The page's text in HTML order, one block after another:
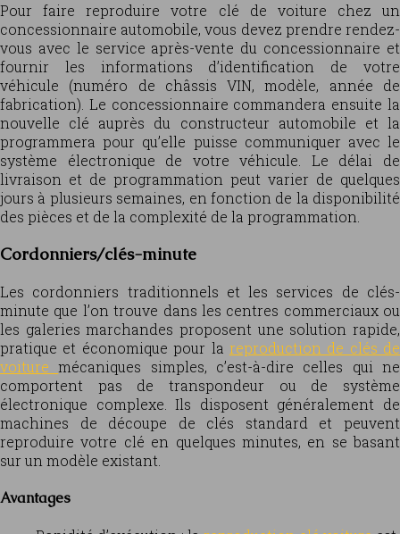
Pour faire reproduire votre clé de voiture chez un
concessionnaire automobile, vous devez prendre rendez-
vous avec le service après-vente du concessionnaire et
fournir les informations d’identification de votre
véhicule (numéro de châssis VIN, modèle, année de
fabrication). Le concessionnaire commandera ensuite la
nouvelle clé auprès du constructeur automobile et la
programmera pour qu’elle puisse communiquer avec le
système électronique de votre véhicule. Le délai de
livraison et de programmation peut varier de quelques
jours à plusieurs semaines, en fonction de la disponibilité
des pièces et de la complexité de la programmation.
Cordonniers/clés-minute
Les cordonniers traditionnels et les services de clés-
minute que l’on trouve dans les centres commerciaux ou
les galeries marchandes proposent une solution rapide,
pratique et économique pour la reproduction de clés de
voituremécaniques simples, c’est-à-dire celles qui ne
comportent pas de transpondeur ou de système
électronique complexe. Ils disposent généralement de
machines de découpe de clés standard et peuvent
reproduire votre clé en quelques minutes, en se basant
sur un modèle existant.
Avantages